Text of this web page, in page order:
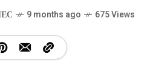
9 months ago 675 Views